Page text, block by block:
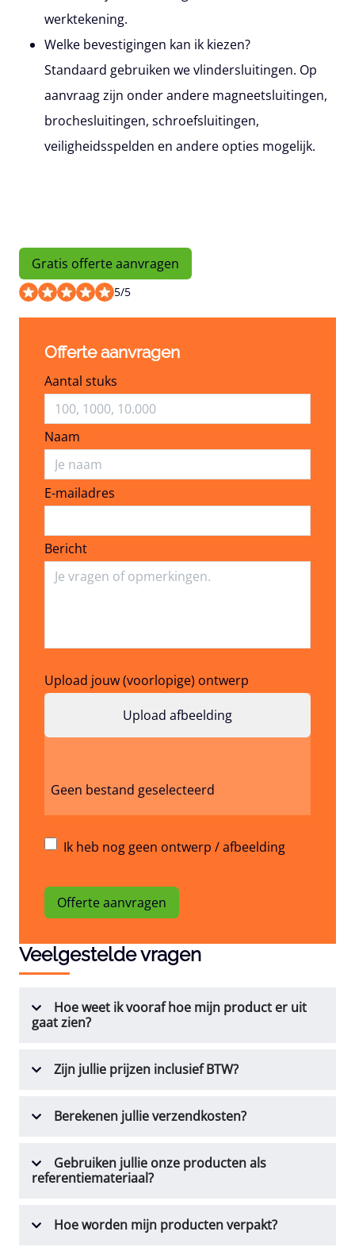
werktekening.
Welke bevestigingen kan ik kiezen?
Standaard gebruiken we vlindersluitingen. Op
aanvraag zijn onder andere magneetsluitingen,
brochesluitingen, schroefsluitingen,
veiligheidsspelden en andere opties mogelijk.
Gratis offerte aanvragen
5/5
Offerte aanvragen
Aantal stuks
Naam
E-mailadres
E-mailadres
Bericht
Upload jouw (voorlopige) ontwerp
Geen bestand geselecteerd
Ik heb nog geen ontwerp / afbeelding
Offerte aanvragen
Veelgestelde vragen
Hoe weet ik vooraf hoe mijn product er uit
gaat zien?
Zijn jullie prijzen inclusief BTW?
Berekenen jullie verzendkosten?
Gebruiken jullie onze producten als
referentiemateriaal?
Hoe worden mijn producten verpakt?